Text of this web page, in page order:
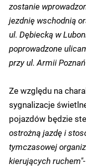
zostanie
jezdnię wschodnią
ul. Dębiecką w
poprowadzone
przy ul. Armii
Ze względu na
sygnalizacje
pojazdów będzie
ostrożną jazdę i
tymczasowej
kierujących ruchem"-